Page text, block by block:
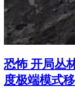
恐怖 开局丛
度极端模式